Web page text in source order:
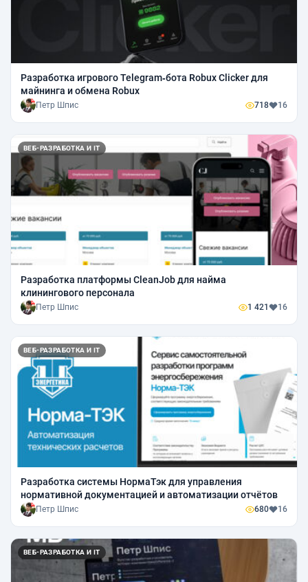
Разработка игрового Telegram‑бота Robux Clicker для
майнинга и обмена Robux
Петр Шпис 718 16
ВЕБ-РАЗРАБОТКА И IT
Разработка платформы CleanJob для найма
клинингового персонала
Петр Шпис 1 421 16
ВЕБ-РАЗРАБОТКА И IT
Разработка системы НормаТэк для управления
нормативной документацией и автоматизации отчётов
Петр Шпис 680 16
ВЕБ-РАЗРАБОТКА И IT